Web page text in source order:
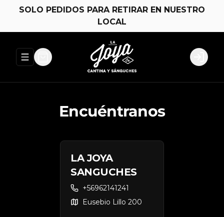
SOLO PEDIDOS PARA RETIRAR EN NUESTRO
LOCAL
Abrir menu de navegación Login
Encuéntranos
LA JOYA
SANGUCHES
+56962141241
Eusebio Lillo 200